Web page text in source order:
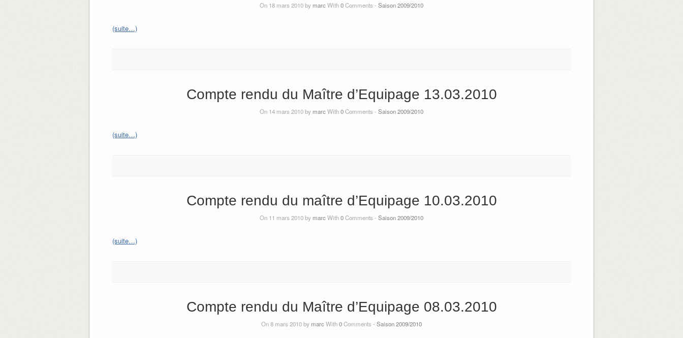
On 18 mars 2010 by marcWith0Comments - Saison 2009/2010
(suite…)
Compte rendu du Maître d’Equipage 13.03.2010
On 14 mars 2010 by marcWith0Comments - Saison 2009/2010
(suite…)
Compte rendu du maître d’Equipage 10.03.2010
On 11 mars 2010 by marcWith0Comments - Saison 2009/2010
(suite…)
Compte rendu du Maître d’Equipage 08.03.2010
On 8 mars 2010 by marcWith0Comments - Saison 2009/2010